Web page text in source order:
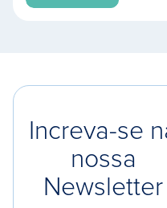
Increva-se
nossa
Newsletter